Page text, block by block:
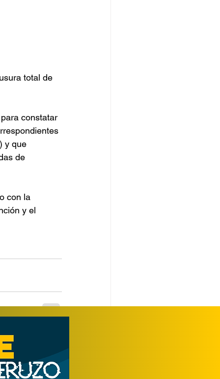
total de
constatar
y que
de
con la
y el